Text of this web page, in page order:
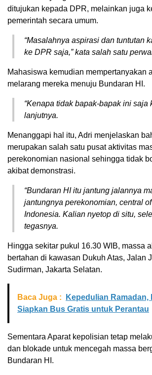
ditujukan kepada DPR, melainkan juga
pemerintah secara umum.
“Masalahnya aspirasi dan tuntutan
ke DPR saja,” kata salah satu
Mahasiswa kemudian mempertanyakan
melarang mereka menuju Bundaran HI.
“Kenapa tidak bapak-bapak ini saja
lanjutnya.
Menanggapi hal itu, Adri menjelaskan
merupakan salah satu pusat aktivitas
perekonomian nasional sehingga tidak
akibat demonstrasi.
“Bundaran HI itu jantung jalannya
jantungnya perekonomian, central
Indonesia. Kalian nyetop di situ,
tegasnya.
Hingga sekitar pukul 16.30 WIB, massa
bertahan di kawasan Dukuh Atas, Jalan
Sudirman, Jakarta Selatan.
Baca Juga :
Kepedulian Ramadan,
Siapkan Bus Gratis untuk Perantau
Sementara Aparat kepolisian tetap
dan blokade untuk mencegah massa
Bundaran HI.